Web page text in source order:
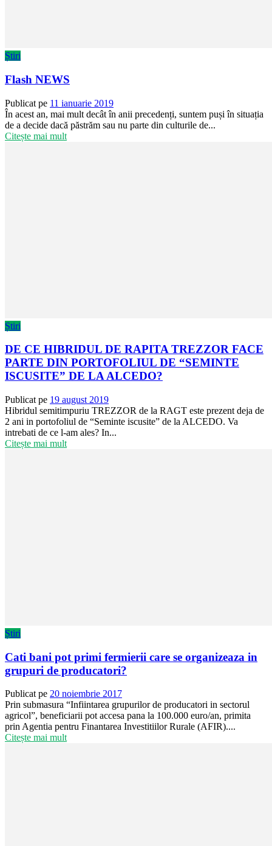
Știri
Flash NEWS
Publicat pe 11 ianuarie 2019
În acest an, mai mult decât în anii precedenți, suntem puși în situația
de a decide dacă păstrăm sau nu parte din culturile de...
Citește mai mult
Știri
DE CE HIBRIDUL DE RAPITA TREZZOR FACE
PARTE DIN PORTOFOLIUL DE “SEMINTE
ISCUSITE” DE LA ALCEDO?
Publicat pe 19 august 2019
Hibridul semitimpuriu TREZZOR de la RAGT este prezent deja de
2 ani in portofoliul de “Seminte iscusite” de la ALCEDO. Va
intrebati de ce l-am ales? In...
Citește mai mult
Știri
Cati bani pot primi fermierii care se organizeaza in
grupuri de producatori?
Publicat pe 20 noiembrie 2017
Prin submasura “Infiintarea grupurilor de producatori in sectorul
agricol”, beneficiarii pot accesa pana la 100.000 euro/an, primita
prin Agentia pentru Finantarea Investitiilor Rurale (AFIR)....
Citește mai mult